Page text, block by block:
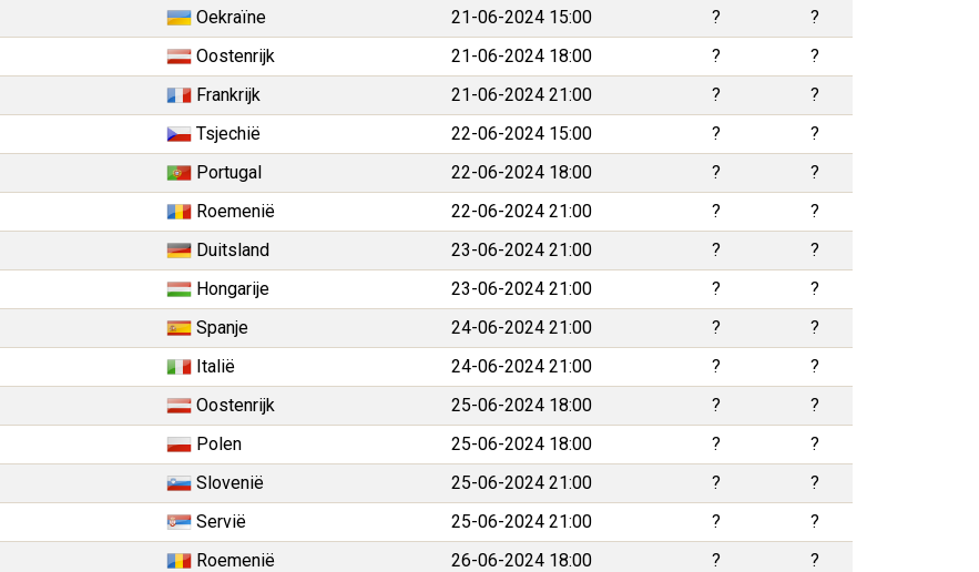
Oekraïne 21-06-2024 15:00 ?
?
Oostenrijk 21-06-2024 18:00 ?
?
Frankrijk 21-06-2024 21:00 ?
?
Tsjechië 22-06-2024 15:00 ?
?
Portugal 22-06-2024 18:00 ?
?
Roemenië 22-06-2024 21:00 ?
?
Duitsland 23-06-2024 21:00 ?
?
Hongarije 23-06-2024 21:00 ?
?
Spanje 24-06-2024 21:00 ?
?
Italië 24-06-2024 21:00 ?
?
Oostenrijk 25-06-2024 18:00 ?
?
Polen 25-06-2024 18:00 ?
?
Slovenië 25-06-2024 21:00 ?
?
Servië 25-06-2024 21:00 ?
?
Roemenië 26-06-2024 18:00 ?
?